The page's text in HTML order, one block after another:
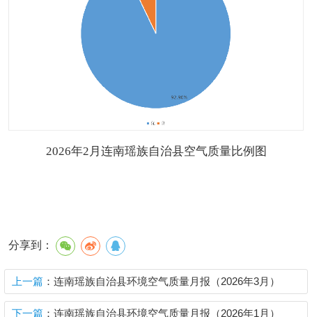
2026年2月 连南瑶族自治县空气质量比例图
分享到：
上一篇 ：连南瑶族自治县环境空气质量月报（2026年3月）
下一篇 ：连南瑶族自治县环境空气质量月报（2026年1月）